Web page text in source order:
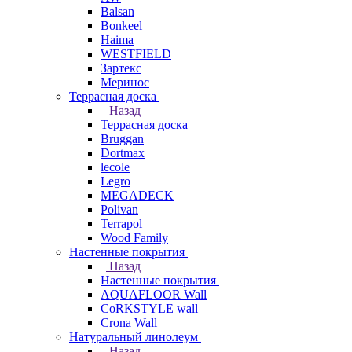
Balsan
Bonkeel
Haima
WESTFIELD
Зартекс
Меринос
Террасная доска
Назад
Террасная доска
Bruggan
Dortmax
lecole
Legro
MEGADECK
Polivan
Terrapol
Wood Family
Настенные покрытия
Назад
Настенные покрытия
AQUAFLOOR Wall
CoRKSTYLE wall
Crona Wall
Натуральный линолеум